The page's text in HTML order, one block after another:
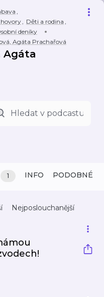
,
, Děti a rodina ,
deníky
Agáta Prachařová
Agáta
1 INFO PODOBNÉ
Nejposlouchanější